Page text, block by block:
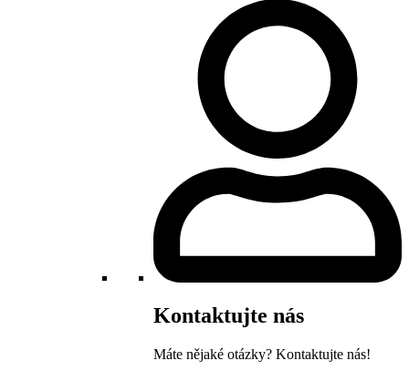
Kontaktujte nás
Máte nějaké otázky? Kontaktujte nás!